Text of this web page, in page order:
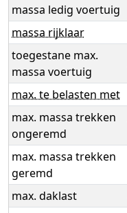
massa ledig voertuig
massa rijklaar
toegestane max.
massa voertuig
max. te belasten met
max. massa trekken
ongeremd
max. massa trekken
geremd
max. daklast